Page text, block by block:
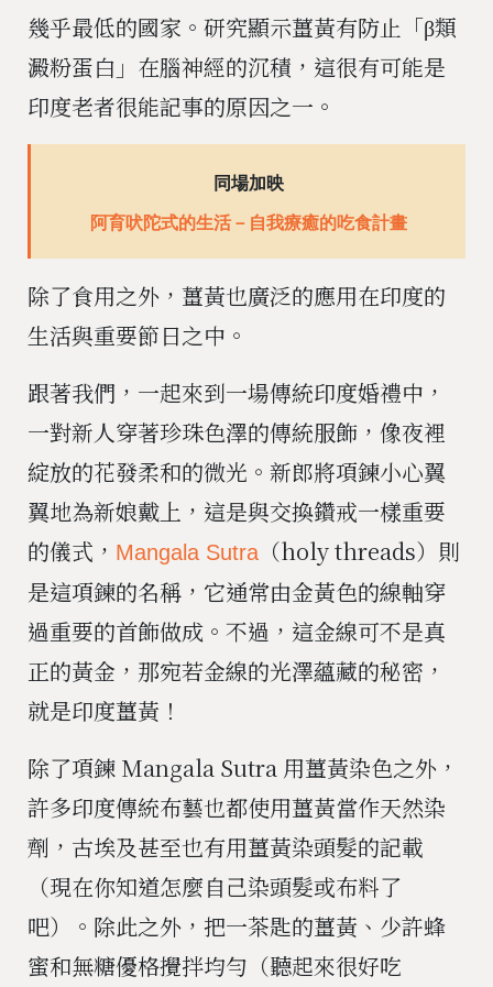
幾乎最低的國家。研究顯示薑黃有防止「β類
澱粉蛋白」在腦神經的沉積，這很有可能是
印度老者很能記事的原因之一。
同場加映
阿育吠陀式的生活－自我療癒的吃食計畫
除了食用之外，薑黃也廣泛的應用在印度的
生活與重要節日之中。
跟著我們，一起來到一場傳統印度婚禮中，
一對新人穿著珍珠色澤的傳統服飾，像夜裡
綻放的花發柔和的微光。新郎將項鍊小心翼
翼地為新娘戴上，這是與交換鑽戒一樣重要
的儀式， Mangala Sutra （holy threads）則
是這項鍊的名稱，它通常由金黃色的線軸穿
過重要的首飾做成。不過，這金線可不是真
正的黃金，那宛若金線的光澤蘊藏的秘密，
就是印度薑黃！
除了項鍊 Mangala Sutra 用薑黃染色之外，
許多印度傳統布藝也都使用薑黃當作天然染
劑，古埃及甚至也有用薑黃染頭髮的記載
（現在你知道怎麼自己染頭髮或布料了
吧）。除此之外，把一茶匙的薑黃、少許蜂
蜜和無糖優格攪拌均勻（聽起來很好吃